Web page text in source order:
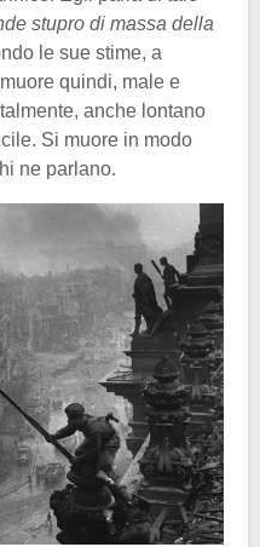
stupro di massa della
le sue stime, a
quindi, male e
anche lontano
Si muore in modo
ne parlano.